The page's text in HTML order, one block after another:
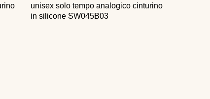
unisex solo tempo analogico cinturino
in silicone SW045B03